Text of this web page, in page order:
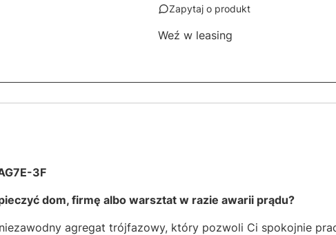
Zapytaj o produkt
Weź w leasing
3F
dom, firmę albo warsztat w razie awarii prądu?
agregat trójfazowy, który pozwoli Ci spokojnie